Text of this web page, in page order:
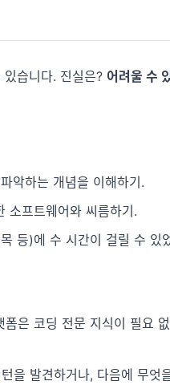
습니다. 진실은? 어려울 수
악하는 개념을 이해하기.
소프트웨어와 씨름하기.
등)에 수 시간이 걸릴 수 있
은 코딩 전문 지식이 필요
을 발견하거나, 다음에 무엇